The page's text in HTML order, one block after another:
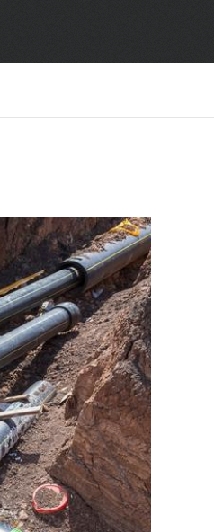
电力安全工器具
蓄电池测试仪器/直流系统
自动化
修试辅助设备
意联新品推荐